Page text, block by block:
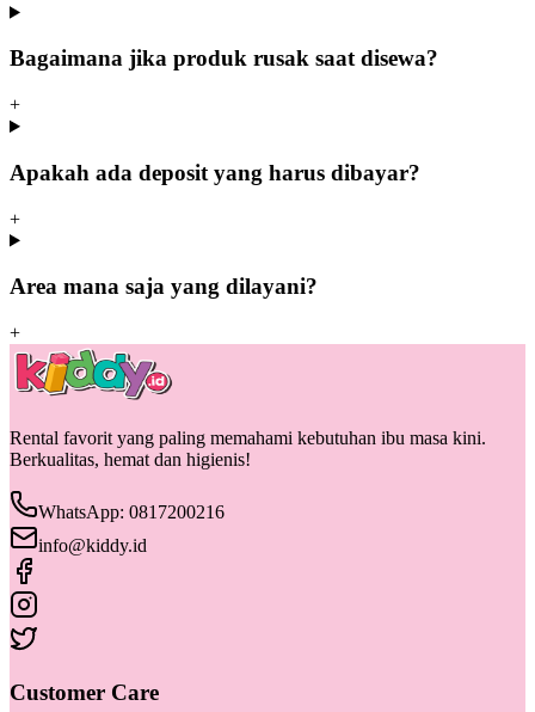
Bagaimana jika produk rusak saat disewa?
+
Apakah ada deposit yang harus dibayar?
+
Area mana saja yang dilayani?
+
Rental favorit yang paling memahami kebutuhan ibu masa kini.
Berkualitas, hemat dan higienis!
WhatsApp: 0817200216
info@kiddy.id
Customer Care